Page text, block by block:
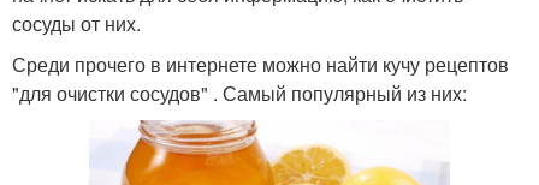
сосуды от них.
Среди прочего в интернете можно найти кучу рецептов
"для очистки сосудов" . Самый популярный из них: